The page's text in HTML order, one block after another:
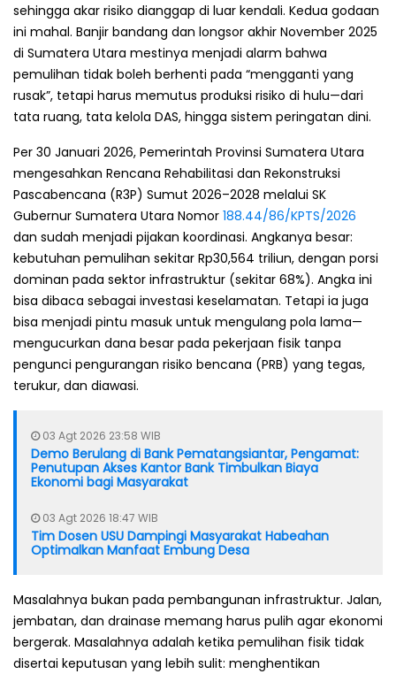
sehingga akar risiko dianggap di luar kendali. Kedua godaan
ini mahal. Banjir bandang dan longsor akhir November 2025
di Sumatera Utara mestinya menjadi alarm bahwa
pemulihan tidak boleh berhenti pada “mengganti yang
rusak”, tetapi harus memutus produksi risiko di hulu—dari
tata ruang, tata kelola DAS, hingga sistem peringatan dini.
Per 30 Januari 2026, Pemerintah Provinsi Sumatera Utara
mengesahkan Rencana Rehabilitasi dan Rekonstruksi
Pascabencana (R3P) Sumut 2026–2028 melalui SK
Gubernur Sumatera Utara Nomor 188.44/86/KPTS/2026
dan sudah menjadi pijakan koordinasi. Angkanya besar:
kebutuhan pemulihan sekitar Rp30,564 triliun, dengan porsi
dominan pada sektor infrastruktur (sekitar 68%). Angka ini
bisa dibaca sebagai investasi keselamatan. Tetapi ia juga
bisa menjadi pintu masuk untuk mengulang pola lama—
mengucurkan dana besar pada pekerjaan fisik tanpa
pengunci pengurangan risiko bencana (PRB) yang tegas,
terukur, dan diawasi.
03 Agt 2026 23:58 WIB
Demo Berulang di Bank Pematangsiantar, Pengamat:
Penutupan Akses Kantor Bank Timbulkan Biaya
Ekonomi bagi Masyarakat
03 Agt 2026 18:47 WIB
Tim Dosen USU Dampingi Masyarakat Habeahan
Optimalkan Manfaat Embung Desa
Masalahnya bukan pada pembangunan infrastruktur. Jalan,
jembatan, dan drainase memang harus pulih agar ekonomi
bergerak. Masalahnya adalah ketika pemulihan fisik tidak
disertai keputusan yang lebih sulit: menghentikan